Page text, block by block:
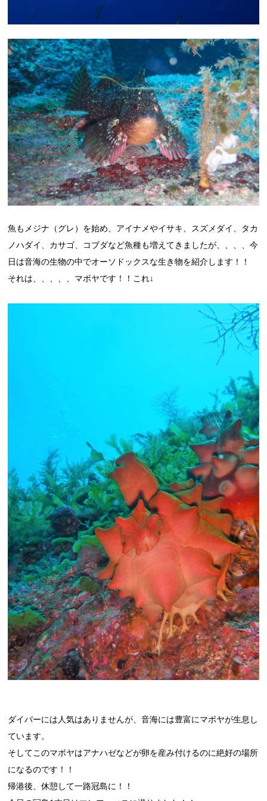
魚もメジナ（グレ）を始め、アイナメやイサキ、スズメダイ、タカ
ノハダイ、カサゴ、コブダなど魚種も増えてきましたが、、、、今
日は音海の生物の中でオーソドックスな生き物を紹介します！！
それは、、、、、マボヤです！！これ↓
ダイバーには人気はありませんが、音海には豊富にマボヤが生息し
ています。
そしてこのマボヤはアナハゼなどが卵を産み付けるのに絶好の場所
になるのです！！
帰港後、休憩して一路冠島に！！